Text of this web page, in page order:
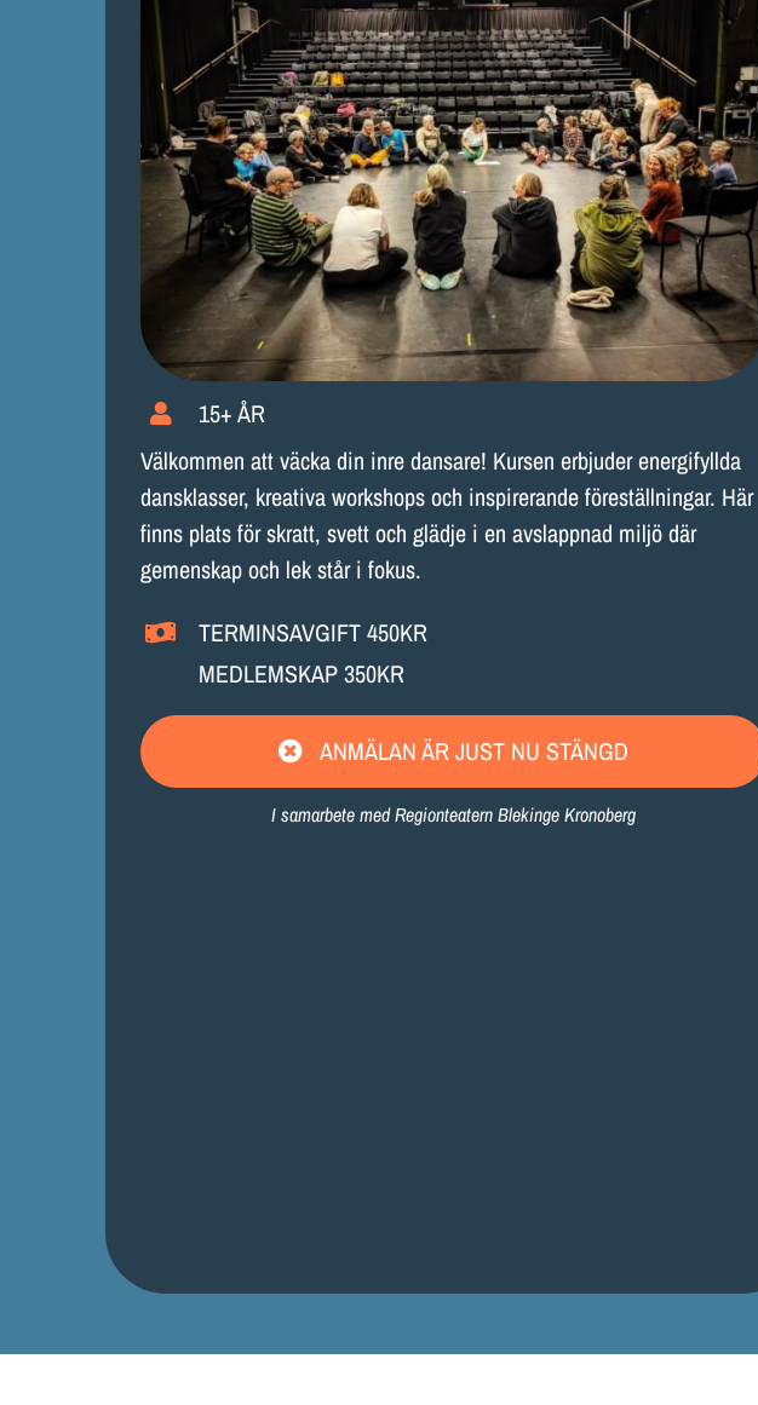
15+ ÅR
Välkommen att väcka din inre dansare! Kursen erbjuder energifyllda
dansklasser, kreativa workshops och inspirerande föreställningar. Här
finns plats för skratt, svett och glädje i en avslappnad miljö där
gemenskap och lek står i fokus.
TERMINSAVGIFT 450KR
MEDLEMSKAP 350KR
ANMÄLAN ÄR JUST NU STÄNGD
I samarbete med Regionteatern Blekinge Kronoberg